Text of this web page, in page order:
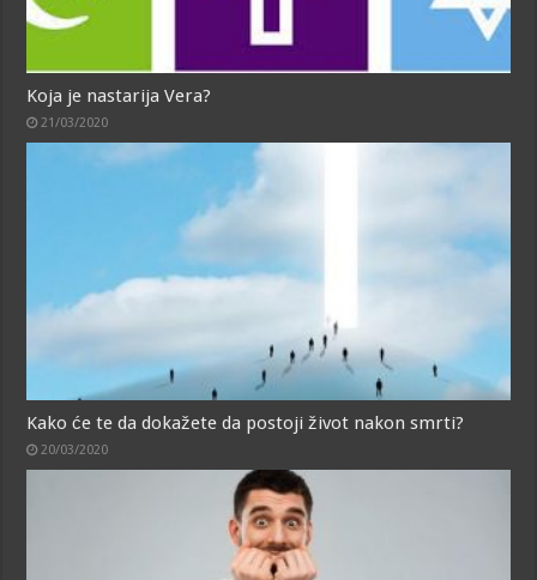
Koja je nastarija Vera?
21/03/2020
Kako će te da dokažete da postoji život nakon smrti?
20/03/2020